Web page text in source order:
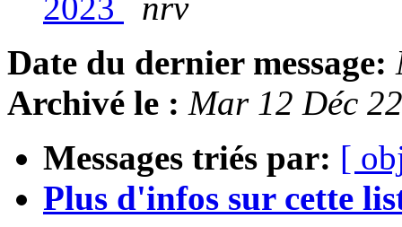
2023
nrv
Date du dernier message:
Archivé le : Mar 12 Déc
Messages triés par: [
Plus d'infos sur cette